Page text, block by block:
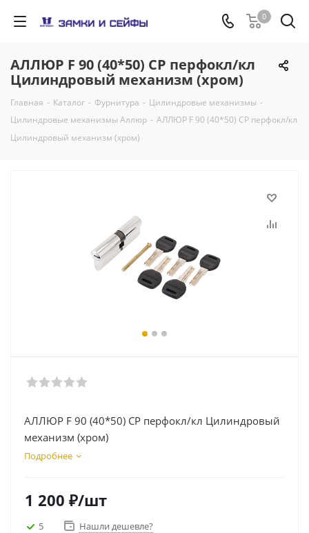
0
АЛЛЮР F 90 (40*50) CP перфокл/кл
Цилиндровый механизм (хром)
Главная - Каталог - Фурнитура - Цилиндровые механизмы -
Цилиндровые механизмы Аллюр - АЛЛЮР F 90 (40*50) CP перфокл/кл
Цилиндровый механизм (хром)
АЛЛЮР F 90 (40*50) CP перфокл/кл Цилиндровый
механизм (хром)
Подробнее
1 200 ₽/шт
5 Нашли дешевле?